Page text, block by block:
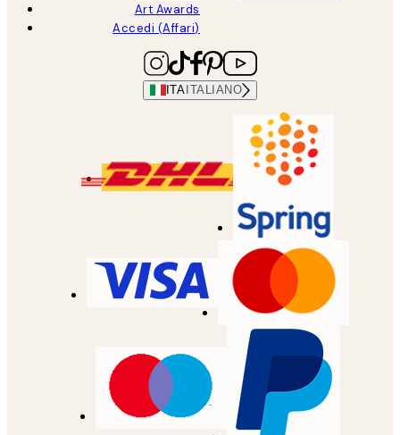
Art Awards
Accedi (Affari)
ITA ITALIANO